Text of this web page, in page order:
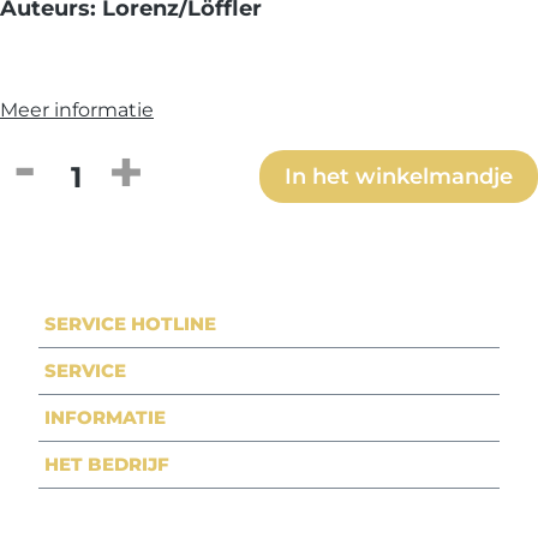
Auteurs: Lorenz/Löffler
Meer informatie
Producthoeveelheid: Voer deIn het winkelmandje
SERVICE HOTLINE
SERVICE
INFORMATIE
HET BEDRIJF